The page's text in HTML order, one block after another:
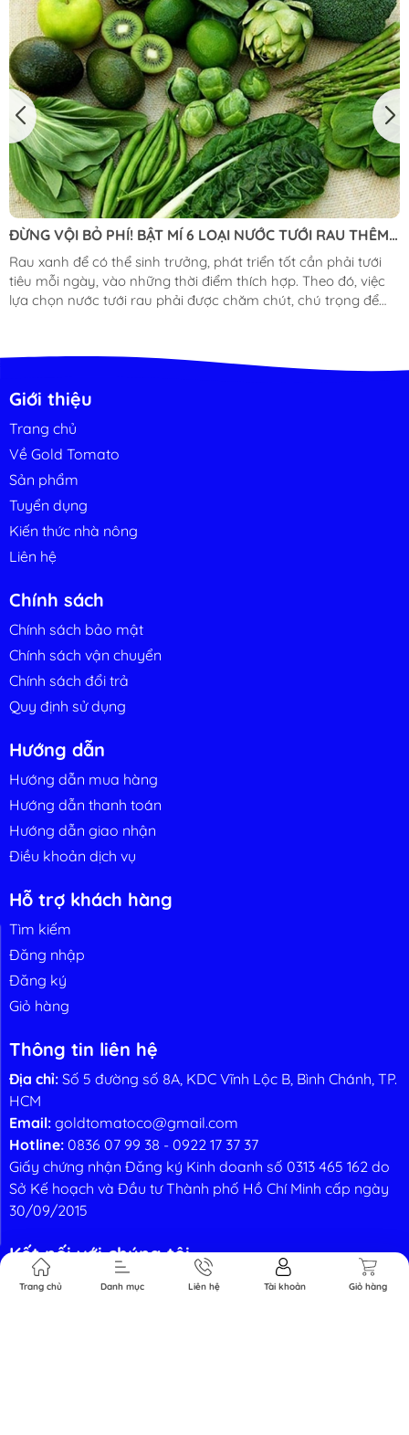
thức nhà
nông
ĐỪNG VỘI BỎ PHÍ! BẬT MÍ 6 LOẠI NƯỚC TƯỚI RAU THÊM
XANH TỐT
Rau xanh để có thể sinh trưởng, phát triển tốt cần phải tưới
tiêu mỗi ngày, vào những thời điểm thích hợp. Theo đó, việc
lựa chọn nước tưới rau phải được chăm chút, chú trọng để
viết dưới đây, Gold Tomato sẽ bật mí cho bạn 6 loại nước tưới
rau giúp cây thêm xanh tốt, đạt năng suất cao mà vẫn đảm
bảo vệ sinh an toàn thực phẩm. 1. Tận dụng những lon bia
Giới thiệu
Trang chủ
Về Gold Tomato
Sản phẩm
Tuyển dụng
Kiến thức nhà nông
Liên hệ
Chính sách
Chính sách bảo mật
Chính sách vận chuyển
Chính sách đổi trả
Quy định sử dụng
Hướng dẫn
Hướng dẫn mua hàng
Hướng dẫn thanh toán
Hướng dẫn giao nhận
Điều khoản dịch vụ
Hỗ trợ khách hàng
Tìm kiếm
Đăng nhập
Đăng ký
Giỏ hàng
Thông tin liên hệ
Địa chỉ: Số 5 đường số 8A, KDC Vĩnh Lộc B, Bình Chánh, TP.
HCM
Email: goldtomatoco@gmail.com
Hotline: 0836 07 99 38 - 0922 17 37 37
Giấy chứng nhận Đăng ký Kinh doanh số 0313 465 162 do
Sở Kế hoạch và Đầu tư Thành phố Hồ Chí Minh cấp ngày
30/09/2015
Kết nối với chúng tôi
Trang chủ Danh mục Liên hệ Tài khoản Giỏ hàng